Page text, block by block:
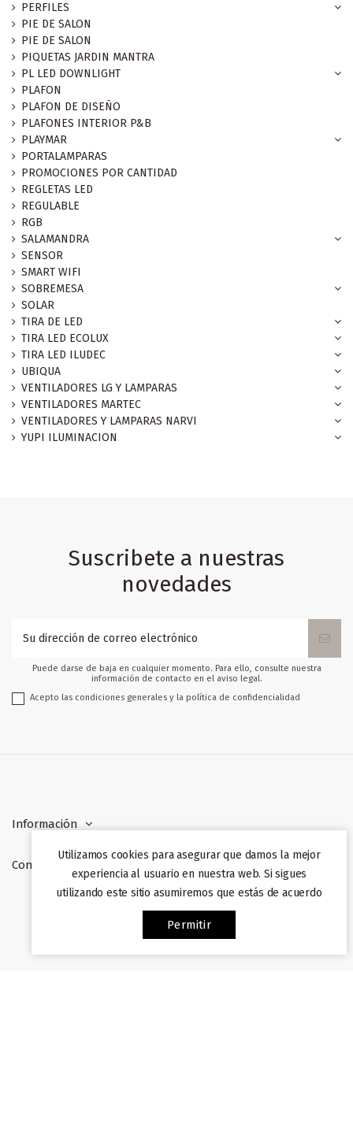
PERFILES
PIE DE SALON
PIE DE SALON
PIQUETAS JARDIN MANTRA
PL LED DOWNLIGHT
PLAFON
PLAFON DE DISEÑO
PLAFONES INTERIOR P&B
PLAYMAR
PORTALAMPARAS
PROMOCIONES POR CANTIDAD
REGLETAS LED
REGULABLE
RGB
SALAMANDRA
SENSOR
SMART WIFI
SOBREMESA
SOLAR
TIRA DE LED
TIRA LED ECOLUX
TIRA LED ILUDEC
UBIQUA
VENTILADORES LG Y LAMPARAS
VENTILADORES MARTEC
VENTILADORES Y LAMPARAS NARVI
YUPI ILUMINACION
Suscribete a nuestras
novedades
Puede darse de baja en cualquier momento. Para ello, consulte nuestra
información de contacto en el aviso legal.
Acepto las condiciones generales y la política de confidencialidad
Información
Contacto
Utilizamos cookies para asegurar que damos la mejor
experiencia al usuario en nuestra web. Si sigues
utilizando este sitio asumiremos que estás de acuerdo
Permitir
Afiliazon. Prohibida su copia. 2022